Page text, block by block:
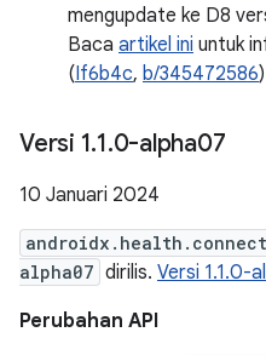
mengupdate ke D8
Baca artikel ini untuk
(If6b4c, b/345472586)
Versi 1.1.0-alpha07
10 Januari 2024
alpha07 dirilis. Versi 1.1.0-
Perubahan API